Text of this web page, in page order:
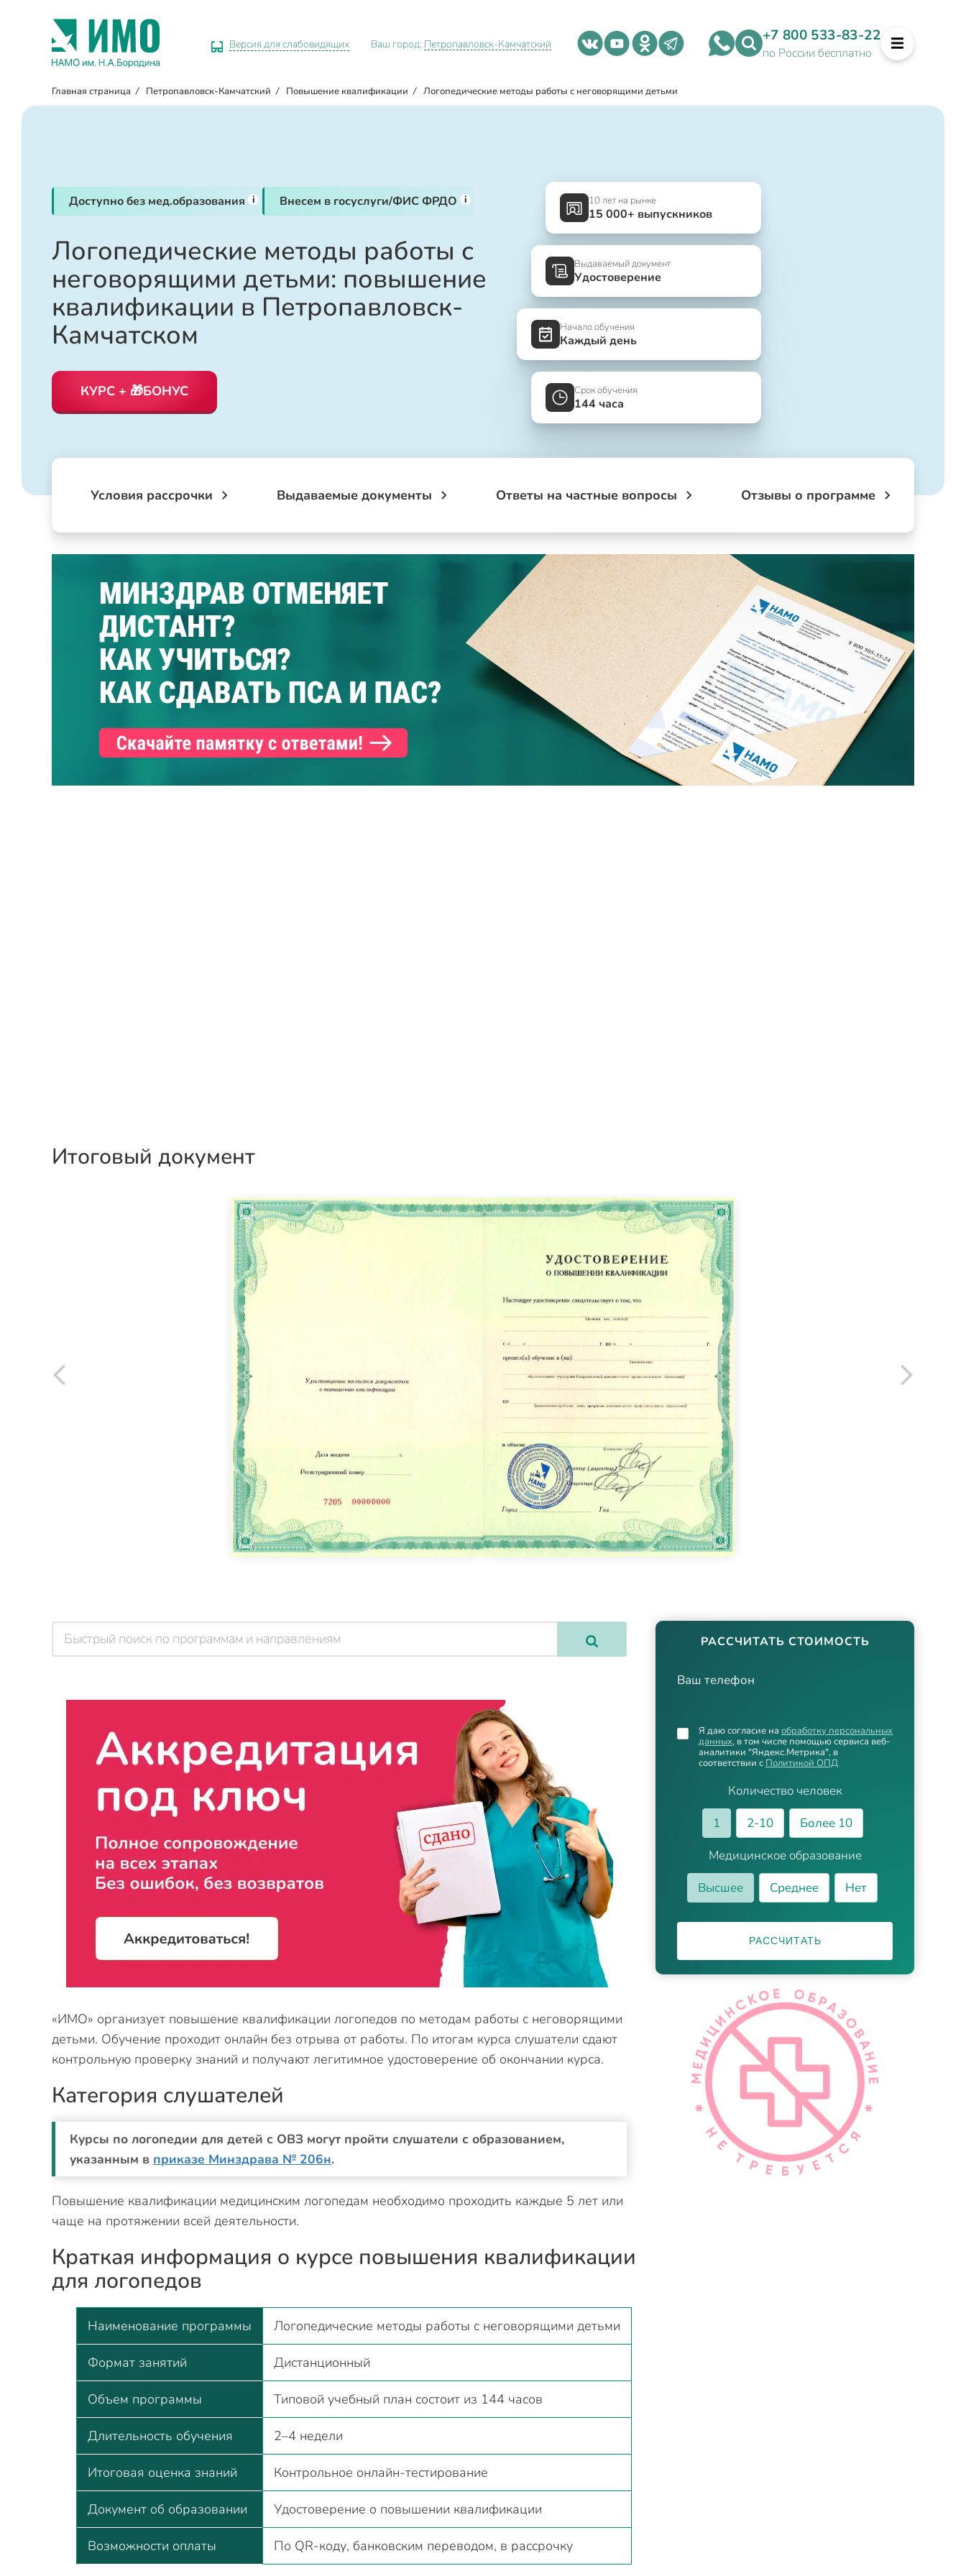
Версия для слабовидящих Ваш город: Петропавловск-Камчатский +7 800 533-83-22
по России бесплатно
Главная страница / Петропавловск-Камчатский / Повышение квалификации / Логопедические методы работы с неговорящими детьми
Доступно без мед.образования i Внесем в госуслуги/ФИС ФРДО i
Логопедические методы работы с
неговорящими детьми: повышение
квалификации в Петропавловск-
Камчатском
КУРС + 🎁БОНУС
10 лет на рынке
15 000+ выпускников
Выдаваемый документ
Удостоверение
Начало обучения
Каждый день
Срок обучения
144 часа
Условия рассрочки Выдаваемые документы Ответы на частные вопросы Отзывы о программе
Итоговый документ
РАССЧИТАТЬ СТОИМОСТЬ
Ваш телефон
Количество человек
1
2-10
Более 10
Медицинское образование
Высшее
Среднее Нет
Я даю согласие на обработку персональных
данных, в том числе помощью сервиса веб-
аналитики "Яндекс.Метрика", в
соответствии с Политикой ОПД
РАССЧИТАТЬ
«ИМО» организует повышение квалификации логопедов по методам работы с неговорящими
детьми. Обучение проходит онлайн без отрыва от работы. По итогам курса слушатели сдают
контрольную проверку знаний и получают легитимное удостоверение об окончании курса.
Категория слушателей
Курсы по логопедии для детей с ОВЗ могут пройти слушатели с образованием,
указанным в приказе Минздрава № 206н.
Повышение квалификации медицинским логопедам необходимо проходить каждые 5 лет или
чаще на протяжении всей деятельности.
Краткая информация о курсе повышения квалификации
для логопедов
Наименование программы Логопедические методы работы с неговорящими детьми
Формат занятий Дистанционный
Объем программы Типовой учебный план состоит из 144 часов
Длительность обучения 2–4 недели
Итоговая оценка знаний Контрольное онлайн-тестирование
Документ об образовании Удостоверение о повышении квалификации
Возможности оплаты По QR-коду, банковским переводом, в рассрочку